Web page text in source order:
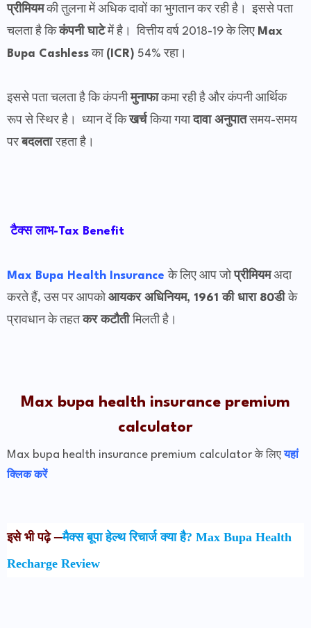
प्रीमियमकी तुलना में अधिक दावों का भुगतान कर रही है। इससे पता
चलता है किकंपनी घाटेमें है। वित्तीय वर्ष 2018-19 के लिए Max
Bupa Cashlessका (ICR) 54% रहा।
इससे पता चलता है कि कंपनीमुनाफाकमा रही है और कंपनी आर्थिक
रूप से स्थिर है। ध्यान दें किखर्चकिया गयादावा अनुपातसमय-समय
परबदलतारहता है।
टैक्स लाभ-Tax Benefit
Max Bupa Health Insurance के लिए आप जोप्रीमियमअदा
करते हैं, उस पर आपकोआयकर अधिनियम, 1961 की धारा 80डीके
प्रावधान के तहतकर कटौतीमिलती है।
Max bupa health insurance premium
calculator
Max bupa health insurance premium calculator के लिए यहां
क्लिक करें
इसे भी पढ़े–मैक्स बूपा हेल्थ रिचार्ज क्या है? Max Bupa Health
Recharge Review